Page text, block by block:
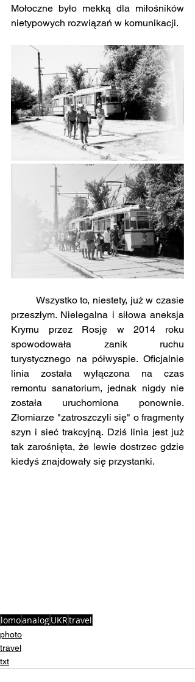
Mołoczne było mekką dla miłośników
nietypowych rozwiązań w komunikacji.
przeszłym. Nielegalna i siłowa aneksja
Krymu przez Rosję w 2014 roku
spowodowała zanik ruchu
turystycznego na półwyspie. Oficjalnie
linia została wyłączona na czas
remontu sanatorium, jednak nigdy nie
została uruchomiona ponownie.
Złomiarze "zatroszczyli się" o fragmenty
szyn i sieć trakcyjną. Dziś linia jest już
tak zarośnięta, że lewie dostrzec gdzie
kiedyś znajdowały się przystanki.
lomoanalogUKRtravel
photo
travel
txt